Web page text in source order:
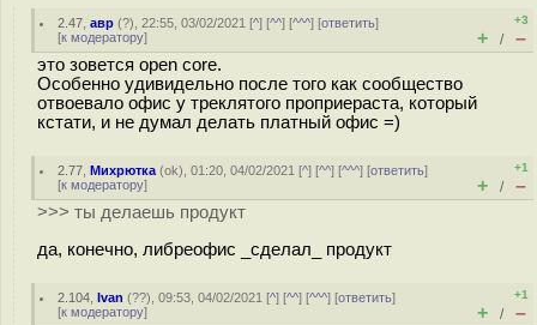
2.47 ,авр (?), 22:55, 03/02/2021 [^] [^^] [^^^] [ответить]
[к модератору]
+3
+ / –
это зовется open core.
Особенно удивидельно после того как сообщество
отвоевало офис у треклятого проприераста, который
кстати, и не думал делать платный офис =)
2.77 ,Михрютка (ok), 01:20, 04/02/2021 [^] [^^] [^^^] [ответить]
[к модератору]
+1
+ / –
>>> ты делаешь продукт
да, конечно, либреофис _сделал_ продукт
2.104 ,Ivan (??), 09:53, 04/02/2021 [^] [^^] [^^^] [ответить]
[к модератору]
+1
+ / –